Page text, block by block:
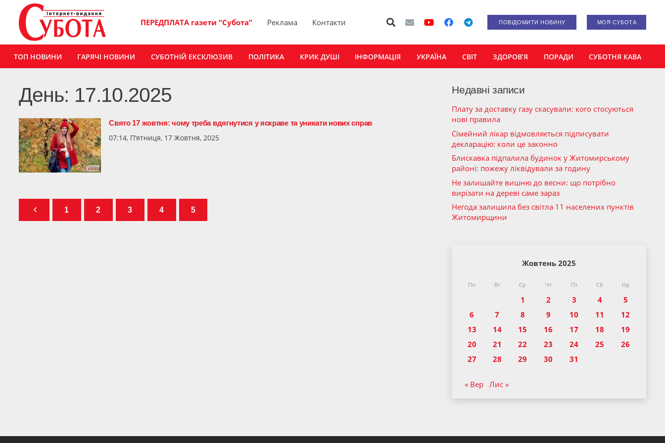
ПЕРЕДПЛАТА газети “Субота” Реклама Контакти ПОВІДОМИТИ НОВИНУ МОЯ СУБОТА
ТОП НОВИНИ ГАРЯЧІ НОВИНИ СУБОТНІЙ ЕКСКЛЮЗИВ ПОЛІТИКА КРИК ДУШІ ІНФОРМАЦІЯ УКРАЇНА СВІТ ЗДОРОВ’Я ПОРАДИ СУБОТНЯ КАВА
День: 17.10.2025
Свято 17 жовтня: чому треба вдягнутися у яскраве та уникати нових справ
07:14, П’ятниця, 17 Жовтня, 2025
1 2 3 4 5
Недавні записи
Плату за доставку газу скасували: кого стосуються
нові правила
Сімейний лікар відмовляється підписувати
декларацію: коли це законно
Блискавка підпалила будинок у Житомирському
районі: пожежу ліквідували за годину
Не залишайте вишню до весни: що потрібно
вирізати на дереві саме зараз
Негода залишила без світла 11 населених пунктів
Житомирщини
Жовтень 2025
Пн Вт Ср Чт Пт Сб Нд
1 2 3 4
5
6
7 8 9 10 11
12
13
14 15 16 17 18
19
20
21 22 23 24 25
26
27
28 29 30 31
« Вер Лис »